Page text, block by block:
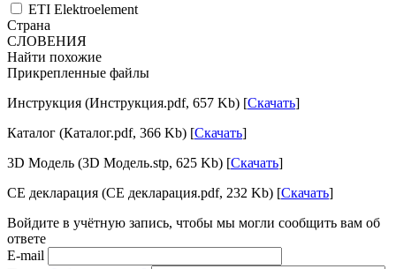
ETI Elektroelement
Страна
СЛОВЕНИЯ
Найти похожие
Прикрепленные файлы
Инструкция (Инструкция.pdf, 657 Kb) [Скачать]
Каталог (Каталог.pdf, 366 Kb) [Скачать]
3D Модель (3D Модель.stp, 625 Kb) [Скачать]
CE декларация (CE декларация.pdf, 232 Kb) [Скачать]
Войдите в учётную запись, чтобы мы могли сообщить вам об
ответе
E-mail